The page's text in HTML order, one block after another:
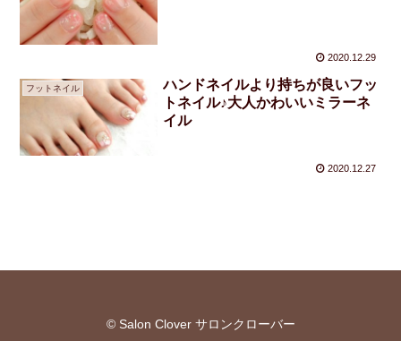
2020.12.29
フットネイル
ハンドネイルより持ちが良いフッ
トネイル♪大人かわいいミラーネ
イル
2020.12.27
© Salon Clover サロンクローバー